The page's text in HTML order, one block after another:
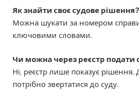
Як знайти своє судове рішення?
Можна шукати за номером
ключовими словами.
Чи можна через реєстр подати
Ні, реєстр лише показує рішення.
потрібно звертатися до суду.